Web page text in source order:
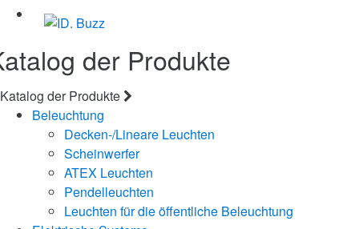
der Produkte
Katalog der Produkte
Beleuchtung
Decken-/Lineare Leuchten
Scheinwerfer
ATEX Leuchten
Pendelleuchten
Leuchten für die öffentliche Beleuchtung